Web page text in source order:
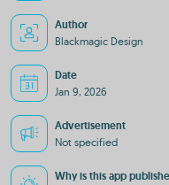
Author
Blackmagic Design
Date
Jan 9, 2026
Advertisement
Not specified
Why is this app